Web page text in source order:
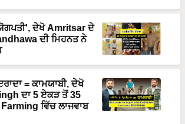
ਦੇਖੋ Amritsar ਦੇ
ਦੀ ਮਿਹਨਤ ਨੇ
= ਕਾਮਯਾਬੀ, ਦੇਖੋ
ਦਾ 5 ਏਕੜ ਤੋਂ 35
ਵਿੱਚ ਲਾਜਵਾਬ